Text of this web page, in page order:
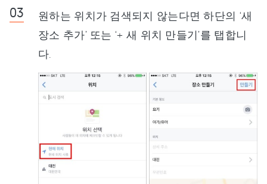
원하는 위치가 검색되지 않는다면 하단의 ‘새
장소 추가’ 또는 ‘+ 새 위치 만들기’를 탭합니
다.